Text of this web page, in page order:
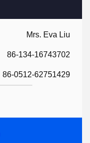
Mrs. Eva Liu
86-134-16743702
86-0512-62751429